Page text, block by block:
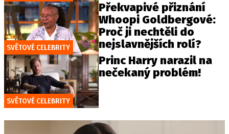
SVĚTOVÉ CELEBRITY
Překvapivé přiznání
Whoopi Goldbergové:
Proč ji nechtěli do
nejslavnějších rolí?
SVĚTOVÉ CELEBRITY
Princ Harry narazil na
nečekaný problém!